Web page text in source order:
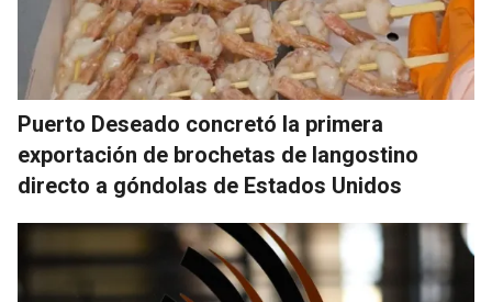
Puerto Deseado concretó la primera
exportación de brochetas de langostino
directo a góndolas de Estados Unidos